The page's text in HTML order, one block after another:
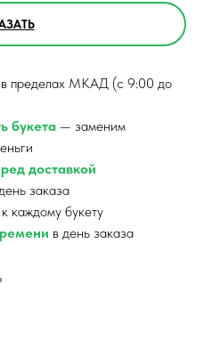
в пределах МКАД (с 9:00 до
букета — заменим
доставкой
заказа
к каждому букету
в день заказа